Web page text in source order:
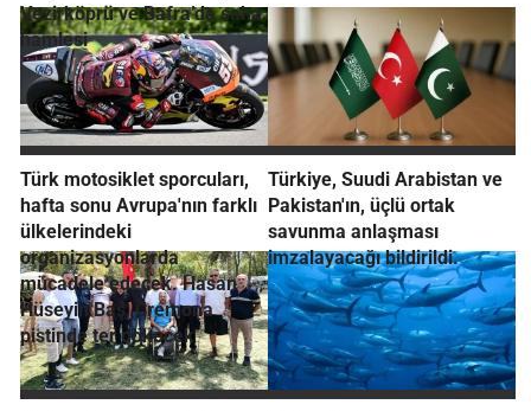
Vezirköprü ve Bafra’da saha
hamlesi
Türk motosiklet sporcuları,
hafta sonu Avrupa'nın farklı
ülkelerindeki
organizasyonlarda
mücadele edecek. Hasan
Hüseyin Baş, Cremona
pistinde ter dökecek
Türkiye, Suudi Arabistan ve
Pakistan'ın, üçlü ortak
savunma anlaşması
imzalayacağı bildirildi.